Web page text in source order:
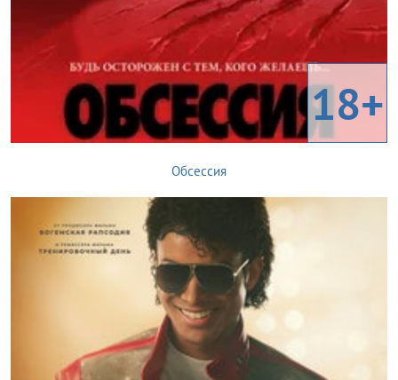
18+
Обсессия